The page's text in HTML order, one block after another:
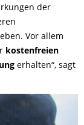
der
Vor allem
kostenfreien
erhalten“, sagt